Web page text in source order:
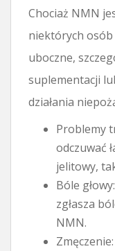
Chociaż NMN
niektórych
uboczne,
suplementacji
działania
Problemy
odczuwać
jelitowy,
Bóle
zgłasza
NMN.